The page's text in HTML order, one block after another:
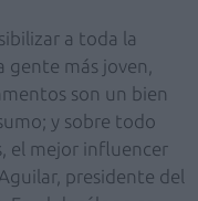
a toda la
más joven,
son un bien
y sobre todo
el mejor influencer
presidente del